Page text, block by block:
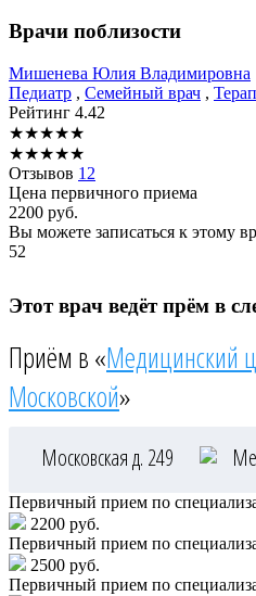
Врачи поблизости
Мишенева Юлия Владимировна
Педиатр , Семейный врач ,
Рейтинг 4.42
★★★★★
★★★★★
Отзывов 12
Цена первичного приема
2200 руб.
Вы можете записаться к этому
52
Этот врач ведёт прём в
Приём в «Медицинский
Московской»
Московская д. 249
Первичный прием по
2200 руб.
Первичный прием по
2500 руб.
Первичный прием по